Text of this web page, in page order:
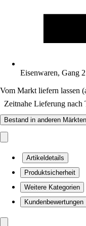
Eisenwaren, Gang 2
Vom Markt liefern lassen
Zeitnahe Lieferung nach
Bestand in anderen
Artikeldetails
Produktsicherheit
Weitere Kategorien
Kundenbewertungen